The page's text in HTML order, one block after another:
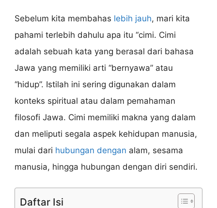
Sebelum kita membahas lebih jauh, mari kita
pahami terlebih dahulu apa itu “cimi. Cimi
adalah sebuah kata yang berasal dari bahasa
Jawa yang memiliki arti “bernyawa” atau
“hidup”. Istilah ini sering digunakan dalam
konteks spiritual atau dalam pemahaman
filosofi Jawa. Cimi memiliki makna yang dalam
dan meliputi segala aspek kehidupan manusia,
mulai dari hubungan dengan alam, sesama
manusia, hingga hubungan dengan diri sendiri.
Daftar Isi